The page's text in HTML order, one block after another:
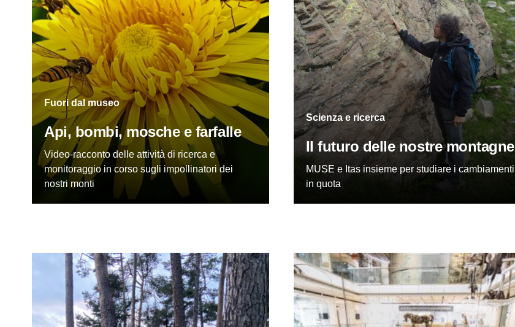
Fuori dal museo
Api, bombi, mosche e farfalle
Video-racconto delle attività di ricerca e
monitoraggio in corso sugli impollinatori dei
nostri monti
Scienza e ricerca
Il futuro delle nostre montagne
MUSE e Itas insieme per studiare i cambiamenti
in quota